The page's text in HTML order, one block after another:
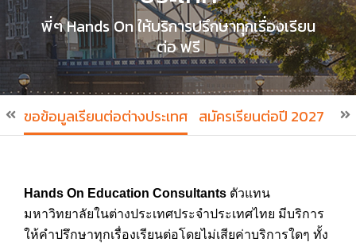
พี่ๆ Hands On ให้บริการปรึกษาทุกเรื่องเรียน
ต่อ ฟรี
ขอข้อมูลเรียนต่อต่างประเทศ สมัครเรียนต่อปี 2027 ส
Hands On Education Consultants ตัวแทน
มหาวิทยาลัยในต่างประเทศประจำประเทศไทย มีบริการ
ให้คำปรึกษาทุกเรื่องเรียนต่อโดยไม่เสียค่าบริการใดๆ ทั้ง